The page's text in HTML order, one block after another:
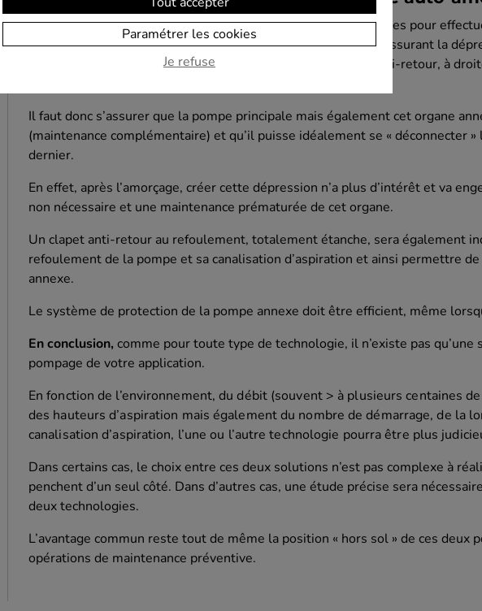
L’inconvénient majeur est que vous avez besoin de deux pompes pour
la pompe centrifuge et la pompe volumétrique à membrane, assurant la
en premier plan sur la canalisation d'aspiration et le clapet anti-retour, à
Il faut donc s’assurer que la pompe principale mais également cet organe
(maintenance complémentaire) et qu’il puisse idéalement se « déconnecter »
dernier.
En effet, après l’amorçage, créer cette dépression n’a plus d’intérêt et va
non nécessaire et une maintenance prématurée de cet organe.
Un clapet anti-retour au refoulement, totalement étanche, sera également
refoulement de la pompe et sa canalisation d’aspiration et ainsi permettre
annexe.
Le système de protection de la pompe annexe doit être efficient, même
En conclusion, comme pour toute type de technologie, il n’existe pas
pompage de votre application.
En fonction de l’environnement, du débit (souvent > à plusieurs centaines
des hauteurs d’aspiration mais également du nombre de démarrage, de la
canalisation d’aspiration, l’une ou l’autre technologie pourra être plus
Dans certains cas, le choix entre ces deux solutions n’est pas complexe à
penchent d’un seul côté. Dans d’autres cas, une étude précise sera
deux technologies.
L’avantage commun reste tout de même la position « hors sol » de ces deux
opérations de maintenance préventive.
Paramétrer les cookies
Je refuse